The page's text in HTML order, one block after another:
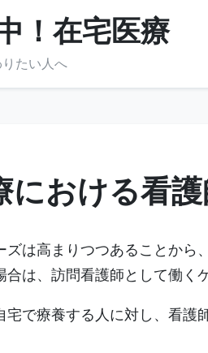
！在宅医療
たい人へ
における看護
ズは高まりつつあることから
合は、訪問看護師として働く
宅で療養する人に対し、看護